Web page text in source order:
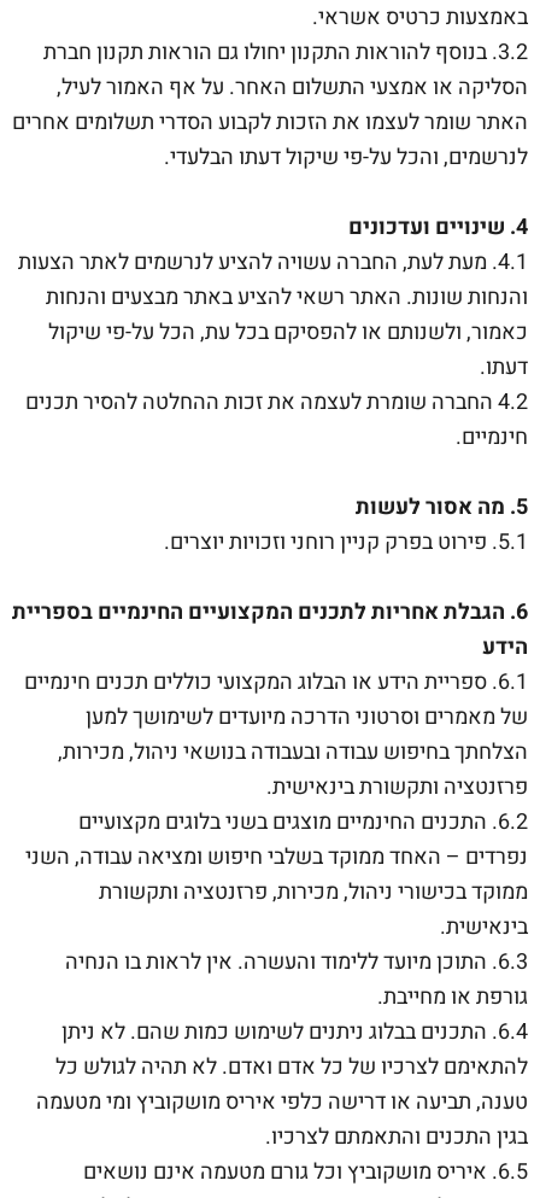
באמצעות כרטיס אשראי.
3.2. בנוסף להוראות התקנון יחולו גם הוראות תקנון חברת
הסליקה או אמצעי התשלום האחר. על אף האמור לעיל,
האתר שומר לעצמו את הזכות לקבוע הסדרי תשלומים אחרים
לנרשמים, והכל על-פי שיקול דעתו הבלעדי.
4. שינויים ועדכונים
4.1. מעת לעת, החברה עשויה להציע לנרשמים לאתר הצעות
והנחות שונות. האתר רשאי להציע באתר מבצעים והנחות
כאמור, ולשנותם או להפסיקם בכל עת, הכל על-פי שיקול
דעתו.
4.2 החברה שומרת לעצמה את זכות ההחלטה להסיר תכנים
חינמיים.
5. מה אסור לעשות
5.1. פירוט בפרק קניין רוחני וזכויות יוצרים.
6. הגבלת אחריות לתכנים המקצועיים החינמיים בספריית
הידע
6.1. ספריית הידע או הבלוג המקצועי כוללים תכנים חינמיים
של מאמרים וסרטוני הדרכה מיועדים לשימושך למען
הצלחתך בחיפוש עבודה ובעבודה בנושאי ניהול, מכירות,
פרזנטציה ותקשורת בינאישית.
6.2. התכנים החינמיים מוצגים בשני בלוגים מקצועיים
נפרדים – האחד ממוקד בשלבי חיפוש ומציאה עבודה, השני
ממוקד בכישורי ניהול, מכירות, פרזנטציה ותקשורת
בינאישית.
6.3. התוכן מיועד ללימוד והעשרה. אין לראות בו הנחיה
גורפת או מחייבת.
6.4. התכנים בבלוג ניתנים לשימוש כמות שהם. לא ניתן
להתאימם לצרכיו של כל אדם ואדם. לא תהיה לגולש כל
טענה, תביעה או דרישה כלפי איריס מושקוביץ ומי מטעמה
בגין התכנים והתאמתם לצרכיו.
6.5. איריס מושקוביץ וכל גורם מטעמה אינם נושאים